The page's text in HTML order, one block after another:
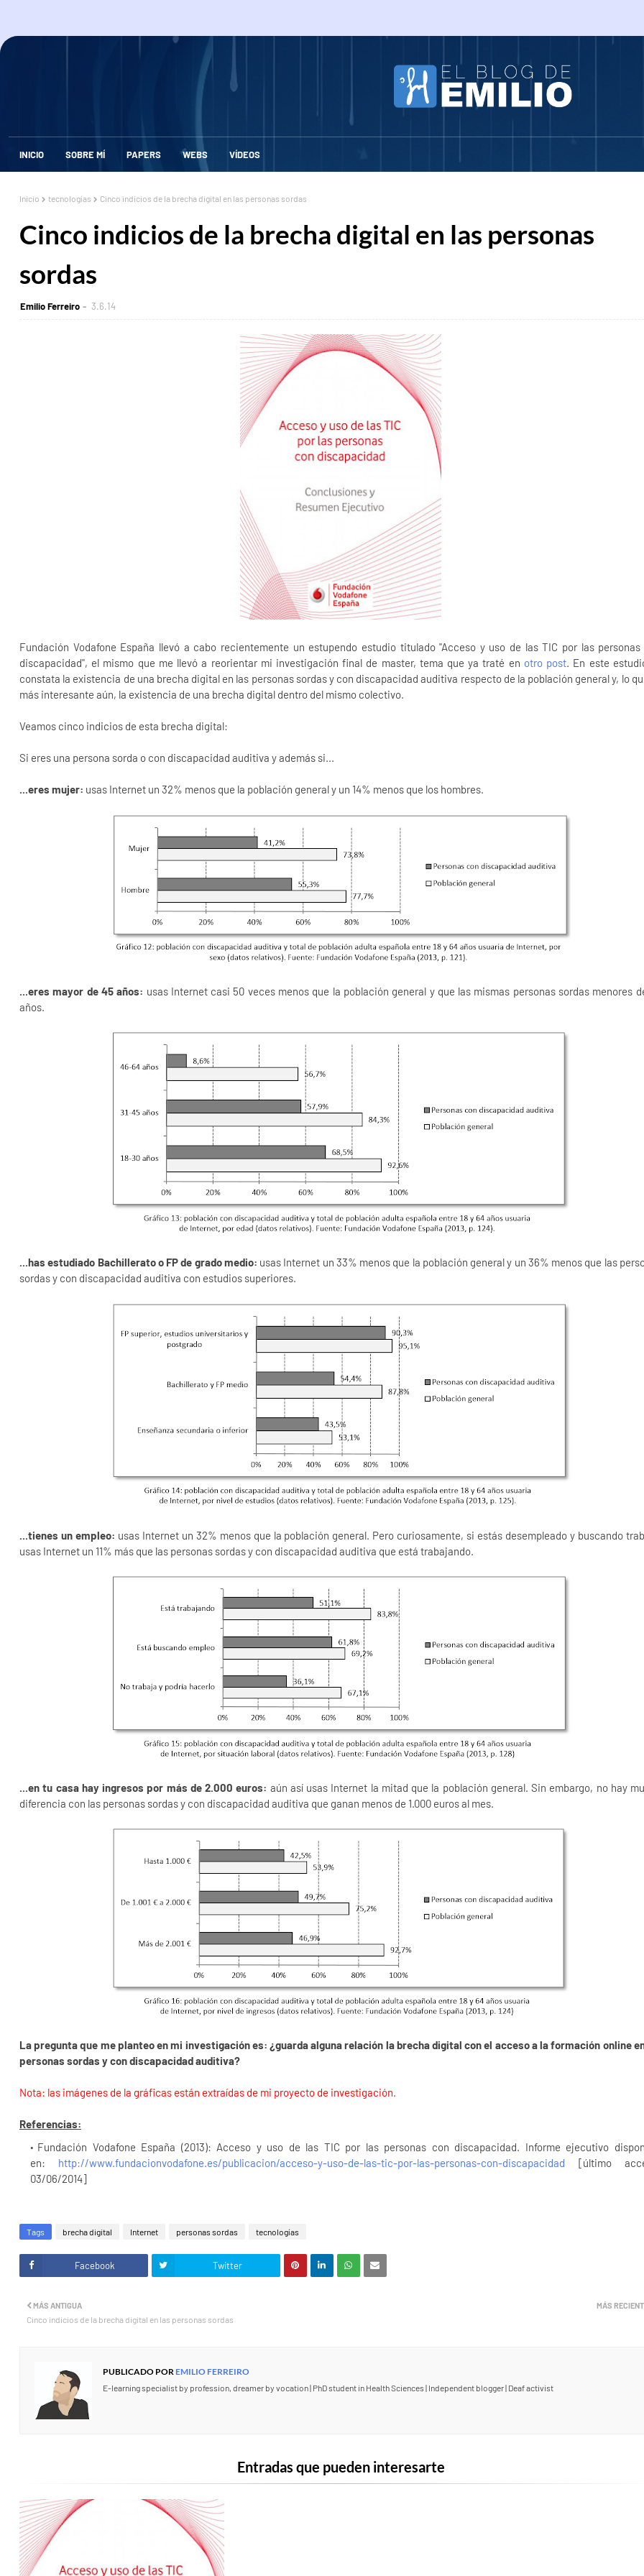
INICIO SOBRE MÍ PAPERS WEBS VÍDEOS
Inicio tecnologías Cinco indicios de la brecha digital en las personas sordas
Cinco indicios de la brecha digital en las personas
sordas
Emilio Ferreiro 3.6.14
Fundación Vodafone España llevó a cabo recientemente un estupendo estudio titulado "Acceso y uso de las TIC por las personas
discapacidad", el mismo que me llevó a reorientar mi investigación final de master, tema que ya traté en otro post. En este
constata la existencia de una brecha digital en las personas sordas y con discapacidad auditiva respecto de la población general y, lo
más interesante aún, la existencia de una brecha digital dentro del mismo colectivo.
Veamos cinco indicios de esta brecha digital:
Si eres una persona sorda o con discapacidad auditiva y además si...
...eres mujer: usas Internet un 32% menos que la población general y un 14% menos que los hombres.
...eres mayor de 45 años: usas Internet casi 50 veces menos que la población general y que las mismas personas sordas menores
años.
...has estudiado Bachillerato o FP de grado medio: usas Internet un 33% menos que la población general y un 36% menos que las
sordas y con discapacidad auditiva con estudios superiores.
...tienes un empleo: usas Internet un 32% menos que la población general. Pero curiosamente, si estás desempleado y buscando
usas Internet un 11% más que las personas sordas y con discapacidad auditiva que está trabajando.
...en tu casa hay ingresos por más de 2.000 euros: aún así usas Internet la mitad que la población general. Sin embargo, no hay
diferencia con las personas sordas y con discapacidad auditiva que ganan menos de 1.000 euros al mes.
La pregunta que me planteo en mi investigación es: ¿guarda alguna relación la brecha digital con el acceso a la formación online
personas sordas y con discapacidad auditiva?
Nota: las imágenes de la gráficas están extraídas de mi proyecto de investigación.
Referencias:
Fundación Vodafone España (2013): Acceso y uso de las TIC por las personas con discapacidad. Informe ejecutivo
en: http://www.fundacionvodafone.es/publicacion/acceso-y-uso-de-las-tic-por-las-personas-con-discapacidad [último
03/06/2014]
Tags brecha digital Internet personas sordas tecnologías
Facebook Twitter
MÁS
MÁS ANTIGUA
Cinco indicios de la brecha digital en las personas sordas
PUBLICADO POR EMILIO FERREIRO
E-learning specialist by profession, dreamer by vocation | PhD student in Health Sciences | Independent blogger | Deaf activist
Entradas que pueden interesarte